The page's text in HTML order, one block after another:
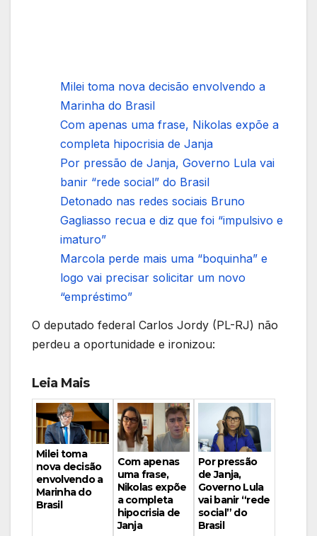
Milei toma nova decisão envolvendo a
Marinha do Brasil
Com apenas uma frase, Nikolas expõe a
completa hipocrisia de Janja
Por pressão de Janja, Governo Lula vai
banir “rede social” do Brasil
Detonado nas redes sociais Bruno
Gagliasso recua e diz que foi “impulsivo e
imaturo”
Marcola perde mais uma “boquinha” e
logo vai precisar solicitar um novo
“empréstimo”
O deputado federal Carlos Jordy (PL-RJ) não
perdeu a oportunidade e ironizou:
Leia Mais
Milei toma
nova decisão
envolvendo a
Marinha do
Brasil
Com apenas
uma frase,
Nikolas expõe
a completa
hipocrisia de
Janja
Por pressão
de Janja,
Governo Lula
vai banir “rede
social” do
Brasil